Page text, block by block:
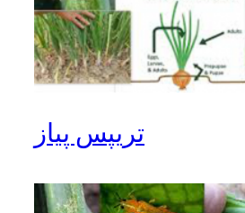
تریپس پیاز